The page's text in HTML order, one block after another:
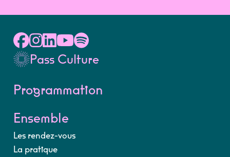
Pass Culture
Programmation
Ensemble
Les rendez-vous
La pratique